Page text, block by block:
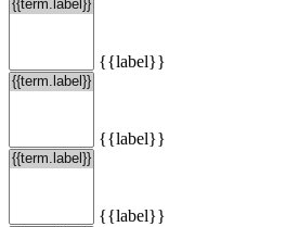
{{label}}
{{label}}
{{label}}